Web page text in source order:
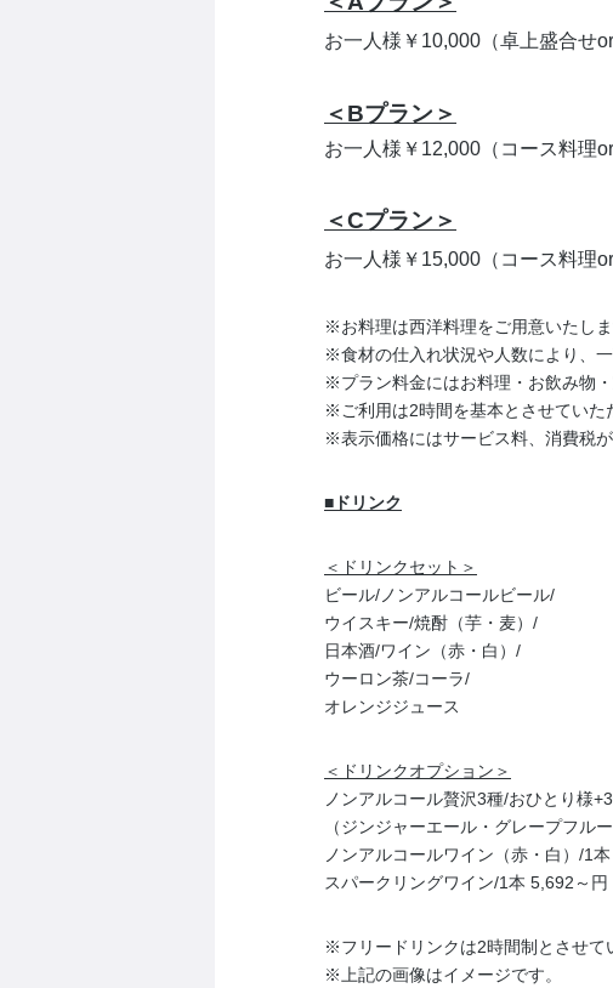
お一人様￥10,000（卓上盛合せor
＜Bプラン＞
お一人様￥12,000（コース料理or
＜Cプラン＞
お一人様￥15,000（コース料理or
※お料理は西洋料理をご用意いたしま
※食材の仕入れ状況や人数により、
※プラン料金にはお料理・お飲み物
※ご利用は2時間を基本とさせていた
※表示価格にはサービス料、消費税が
■ドリンク
＜ドリンクセット＞
ビール/ノンアルコールビール/
ウイスキー/焼酎（芋・麦）/
日本酒/ワイン（赤・白）/
ウーロン茶/コーラ/
オレンジジュース
＜ドリンクオプション＞
ノンアルコール贅沢3種/おひとり様
（ジンジャーエール・グレープフル
ノンアルコールワイン（赤・白）/1
スパークリングワイン/1本 5,692～円
※フリードリンクは2時間制とさせて
※上記の画像はイメージです。